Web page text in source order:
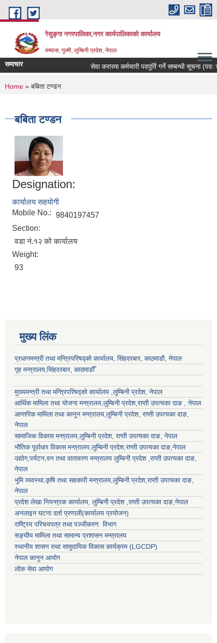
Skip to main content
रेसुङ्गा नगरपालिका,नगर कार्यपालिकाको कार्यालय
तम्घास, गुल्मी, लुम्बिनी प्रदेश, नेपाल
समाचार सेवा करारमा कर्मचारी पदपूर्ति गर्ने सम्बन्धी सूचना (पदः
You are here
Home » बबिता टण्डन
बबिता टण्डन
Designation:
कार्यालय सहयोगी
Mobile No.: 9840197457
Section:
वडा नं.१२ को कार्यालय
Weight:
93
मुख्य लिंक
प्रधानमन्त्री तथा मन्त्रिपरिषद्को कार्यालय, सिंहदरबार, काठमाडौ, नेपाल
गृह मन्त्रालय,सिंहदरबार, काठमाडौँ
मुख्यमन्त्री तथा मन्त्रिपरिषद्को कार्यालय ,लुम्बिनी प्रदेश, नेपाल
आर्थिक मामिला तथा योजना मन्त्रालय,लुम्बिनी प्रदेश,राप्ती उपत्यका दाङ , नेपाल
आन्तरिक मामिला तथा कानून मन्त्रालय,लुम्बिनी प्रदेश, राप्ती उपत्यका दाङ,
नेपाल
सामाजिक विकास मन्त्रालय,लुम्बिनी प्रदेश, राप्ती उपत्यका दाङ, नेपाल
भौतिक पूर्वाधार विकास मन्त्रालय,लुम्बिनी प्रदेश,राप्ती उपत्यका दाङ,नेपाल
उद्याेग,पर्यटन,वन तथा वातावरण मन्त्रालय लुम्बिनी प्रदेश ,राप्ती उपत्यका दाङ,
नेपाल
भुमि व्यवस्था,कृषि तथा सहकारी मन्त्रालय,लुम्बिनी प्रदेश,राप्ती उपत्यका दाङ,
नेपाल
प्रदेश लेखा नियन्त्रक कार्यालय, लुम्बिनी प्रदेश ,राप्ती उपत्यका दाङ,नेपाल
अनलाइन घटना दर्ता प्रणाली(कार्यालय प्रयोजन)
राष्ट्रिय परिचयपत्र तथा पञ्जीकरण विभाग
सङ्घीय मामिला तथा सामान्य प्रशासन मन्त्रालय
स्थानीय शासन तथा सामुदायिक विकास कार्यक्रम (LGCDP)
नेपाल कानुन आयोग
लोक सेवा आयोग